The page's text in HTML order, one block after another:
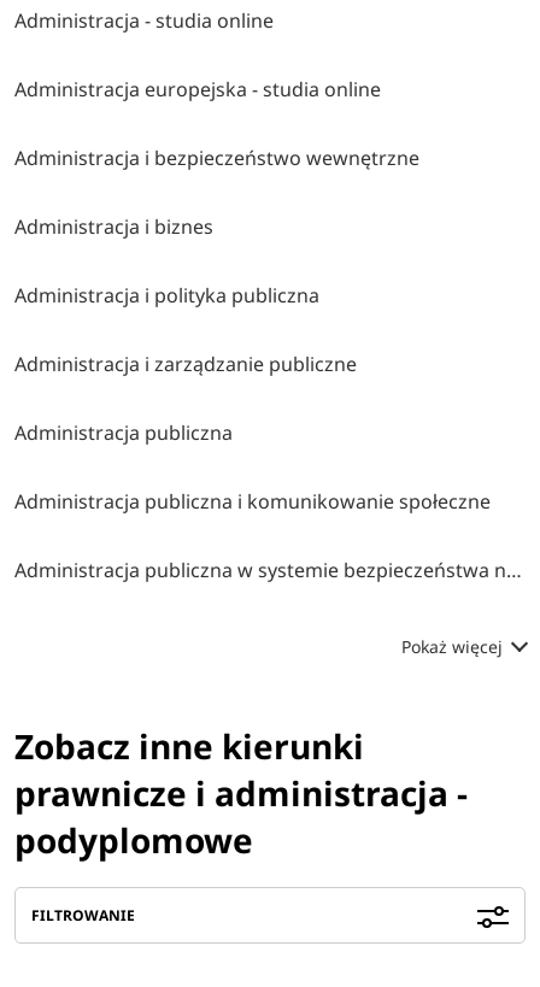
Administracja - studia online
Administracja europejska - studia online
Administracja i bezpieczeństwo wewnętrzne
Administracja i biznes
Administracja i polityka publiczna
Administracja i zarządzanie publiczne
Administracja publiczna
Administracja publiczna i komunikowanie społeczne
Administracja publiczna w systemie bezpieczeństwa narodowego
Pokaż więcej
Zobacz inne kierunki
prawnicze i administracja -
podyplomowe
FILTROWANIE